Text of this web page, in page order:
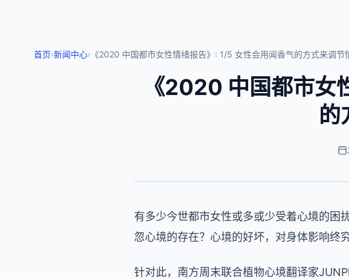
首页›新闻中心› 《2020 中国都市女性情绪报告》: 1/5 女性会用闻香气的方式来调节
《2020 中国都市女
的
有多少今世都市女性或多或少受着心境的困
忽心境的存在？心境的好坏，对身体影响终
针对此，南方周末联合植物心境翻译家